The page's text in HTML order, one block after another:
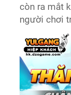
còn ra mắt
người chơi